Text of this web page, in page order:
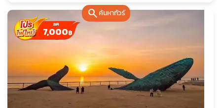
searchค้นหาทัวร์
7,000฿